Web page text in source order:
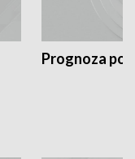
Prognoza